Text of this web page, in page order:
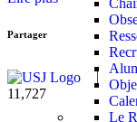
Le
Partager
11,727